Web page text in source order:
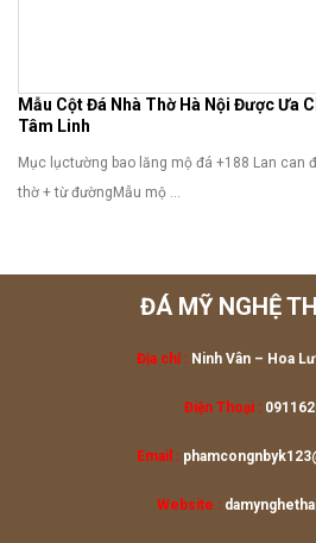
Mẫu Cột Đá Nhà Thờ Hà Nội Được Ưa
Tâm Linh
Mục lụctường bao lăng mộ đá +188 Lan can
thờ + từ đườngMẫu mộ ...
ĐÁ MỸ NGHỆ
Địa chỉ : Ninh Vân – Hoa Lư
Điện Thoại :
Email :
Website :